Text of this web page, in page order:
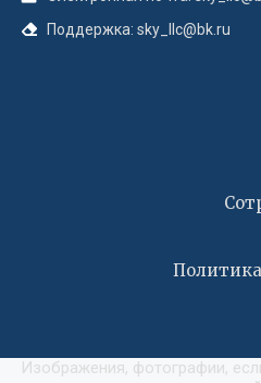
Поддержка: sky_llc@bk.ru
Изображения, фотографии,